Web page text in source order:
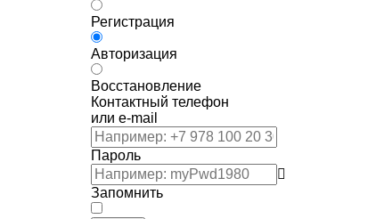
Регистрация
Авторизация
Восстановление
Контактный телефон
или e-mail
Пароль
Запомнить